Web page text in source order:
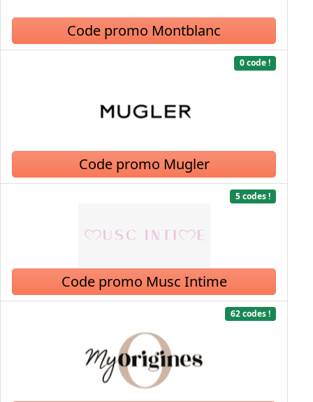
Code promo Montblanc
0 code !
Code promo Mugler
5 codes !
Code promo Musc Intime
62 codes !